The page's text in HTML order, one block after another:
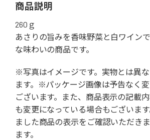
商品説明
260ｇ
あさりの旨みを香味野菜と白ワイン
な味わいの商品です。
※写真はイメージです。実物とは異
ます。※パッケージ画像は予告なく
ございます。また、商品表示の記載
も変更になっている場合もございま
ました商品の表示をご確認いただき
ます。